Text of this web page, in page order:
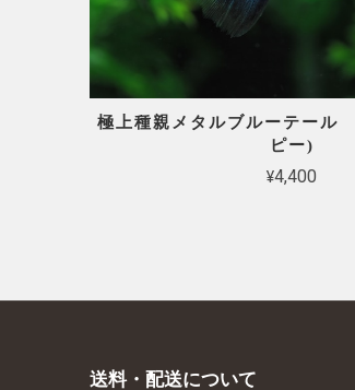
極上種親メタルブルーテール
ピー)
¥4,400
送料・配送について